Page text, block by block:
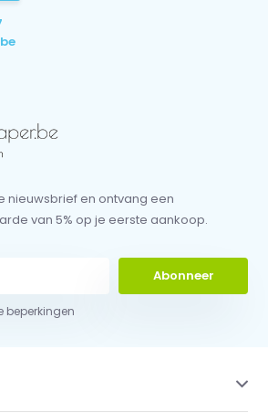
nieuwsbrief en ontvang een
van 5% op je eerste aankoop.
Abonneer
beperkingen